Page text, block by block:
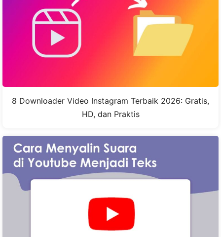
8 Downloader Video Instagram Terbaik 2026: Gratis,
HD, dan Praktis